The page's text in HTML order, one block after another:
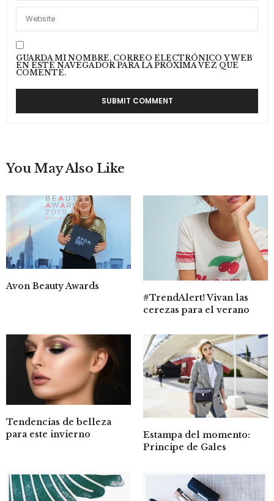
GUARDA MI NOMBRE, CORREO ELECTRÓNICO Y WEB
EN ESTE NAVEGADOR PARA LA PRÓXIMA VEZ QUE
COMENTE.
You May Also Like
Avon Beauty Awards
#TrendAlert! Vivan las
cerezas para el verano
Tendencias de belleza
para este invierno
Estampa del momento:
Principe de Gales